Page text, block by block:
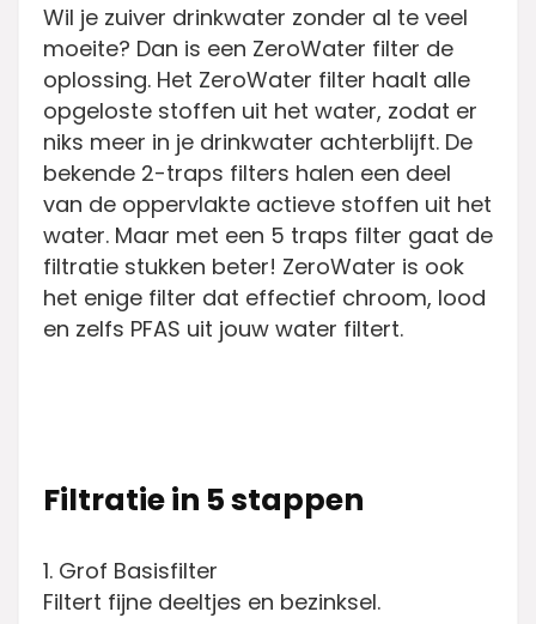
Wil je zuiver drinkwater zonder al te veel
moeite? Dan is een ZeroWater filter de
oplossing. Het ZeroWater filter haalt alle
opgeloste stoffen uit het water, zodat er
niks meer in je drinkwater achterblijft. De
bekende 2-traps filters halen een deel
van de oppervlakte actieve stoffen uit het
water. Maar met een 5 traps filter gaat de
filtratie stukken beter! ZeroWater is ook
het enige filter dat effectief chroom, lood
en zelfs PFAS uit jouw water filtert.
Filtratie in 5 stappen
1. Grof Basisfilter
Filtert fijne deeltjes en bezinksel.